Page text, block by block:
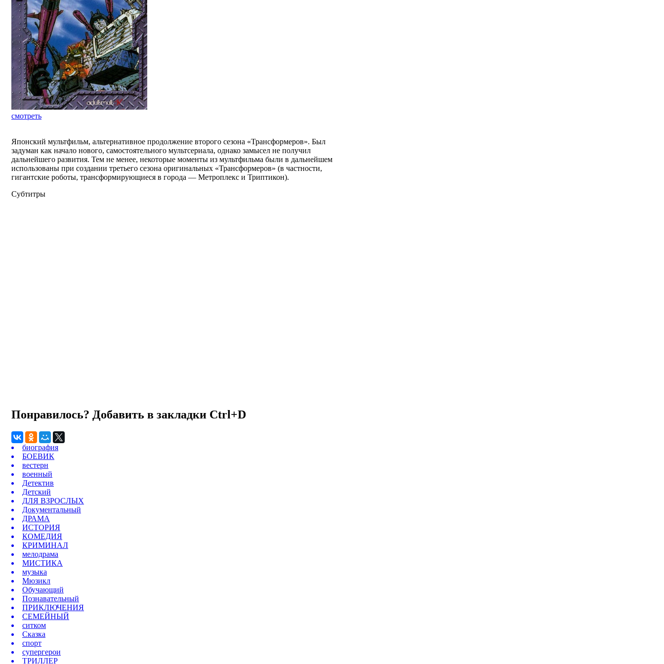
смотреть
Японский мультфильм, альтернативное продолжение второго сезона «Трансформеров». Был
задуман как начало нового, самостоятельного мультсериала, однако замысел не получил
дальнейшего развития. Тем не менее, некоторые моменты из мультфильма были в дальнейшем
использованы при создании третьего сезона оригинальных «Трансформеров» (в частности,
гигантские роботы, трансформирующиеся в города — Метроплекс и Триптикон).
Субтитры
Понравилось? Добавить в закладки Ctrl+D
биография
БОЕВИК
вестерн
военный
Детектив
Детский
ДЛЯ ВЗРОСЛЫХ
Документальный
ДРАМА
ИСТОРИЯ
КОМЕДИЯ
КРИМИНАЛ
мелодрама
МИСТИКА
музыка
Мюзикл
Обучающий
Познавательный
ПРИКЛЮЧЕНИЯ
СЕМЕЙНЫЙ
ситком
Сказка
спорт
супергерои
ТРИЛЛЕР